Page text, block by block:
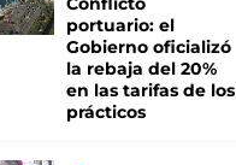
portuario: el
Gobierno oficializó
la rebaja del 20%
en las tarifas de los
prácticos